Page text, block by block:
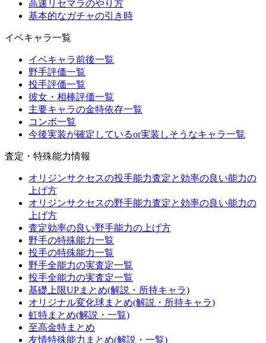
高速リセマラのやり方
基本的なガチャの引き時
イベキャラ一覧
イベキャラ前後一覧
野手評価一覧
投手評価一覧
彼女・相棒評価一覧
主要キャラの金特依存一覧
コンボ一覧
今後実装が確定しているor実装しそうなキャラ一覧
査定・特殊能力情報
オリジンサクセスの投手能力査定と効率の良い能力の
上げ方
オリジンサクセスの野手能力査定と効率の良い能力の
上げ方
査定効率の良い野手能力の上げ方
野手の特殊能力一覧
投手の特殊能力一覧
野手全能力の実査定一覧
投手全能力の実査定一覧
基礎上限UPまとめ(解説・所持キャラ)
オリジナル変化球まとめ(解説・所持キャラ)
虹特まとめ(解説・一覧)
至高金特まとめ
友情特殊能力まとめ(解説・一覧)